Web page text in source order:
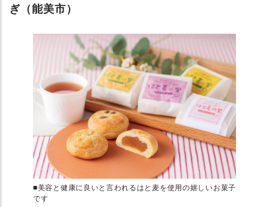
ぎ（能美市）
■美容と健康に良いと言われるはと麦を使用の嬉しいお菓子
です